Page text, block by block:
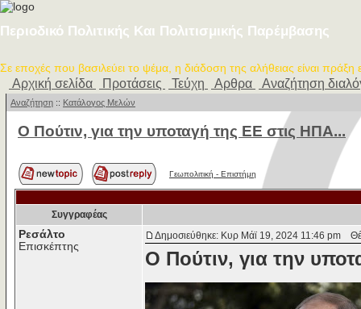
Περιοδικό Πολιτικής Και Πολιτισμικής Παρέμβασης
Σε εποχές που βασιλεύει το ψέμα, η διάδοση της αλήθειας είναι πράξη
Αρχική σελίδα Προτάσεις Τεύχη Αρθρα Αναζήτηση
Αναζήτηση :: Κατάλογος Μελών
Ο Πούτιν, για την υποταγή της ΕΕ στις ΗΠΑ...
Γεωπολιτική - Επιστήμη
Συγγραφέας
Ρεσάλτο
Επισκέπτης
Δημοσιεύθηκε: Κυρ Μάϊ 19, 2024 11:46 pm
Ο Πούτιν, για την